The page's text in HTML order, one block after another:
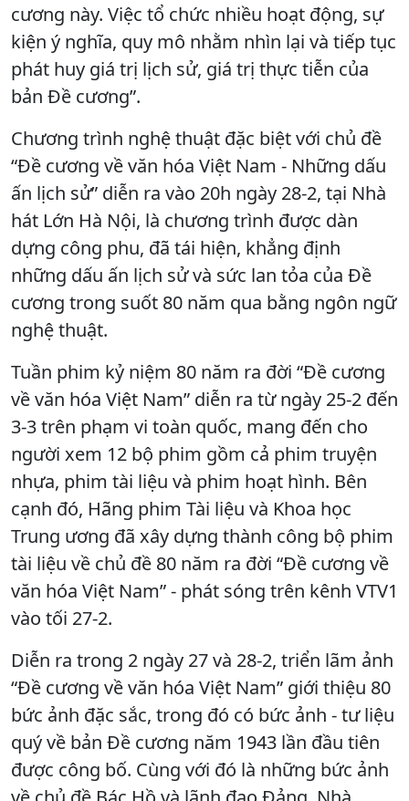
cương này. Việc tổ chức nhiều hoạt động, sự
kiện ý nghĩa, quy mô nhằm nhìn lại và tiếp tục
phát huy giá trị lịch sử, giá trị thực tiễn của
bản Đề cương”.
Chương trình nghệ thuật đặc biệt với chủ đề
“Đề cương về văn hóa Việt Nam - Những dấu
ấn lịch sử” diễn ra vào 20h ngày 28-2, tại Nhà
hát Lớn Hà Nội, là chương trình được dàn
dựng công phu, đã tái hiện, khẳng định
những dấu ấn lịch sử và sức lan tỏa của Đề
cương trong suốt 80 năm qua bằng ngôn ngữ
nghệ thuật.
Tuần phim kỷ niệm 80 năm ra đời “Đề cương
về văn hóa Việt Nam” diễn ra từ ngày 25-2 đến
3-3 trên phạm vi toàn quốc, mang đến cho
người xem 12 bộ phim gồm cả phim truyện
nhựa, phim tài liệu và phim hoạt hình. Bên
cạnh đó, Hãng phim Tài liệu và Khoa học
Trung ương đã xây dựng thành công bộ phim
tài liệu về chủ đề 80 năm ra đời “Đề cương về
văn hóa Việt Nam” - phát sóng trên kênh VTV1
vào tối 27-2.
Diễn ra trong 2 ngày 27 và 28-2, triển lãm ảnh
“Đề cương về văn hóa Việt Nam” giới thiệu 80
bức ảnh đặc sắc, trong đó có bức ảnh - tư liệu
quý về bản Đề cương năm 1943 lần đầu tiên
được công bố. Cùng với đó là những bức ảnh